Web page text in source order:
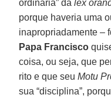
ordinária” dalex
porque haveria uma
inapropriadamente –
Papa Francisco
coisa, ou seja, que
rito e que seuMotu
sua “disciplina”,